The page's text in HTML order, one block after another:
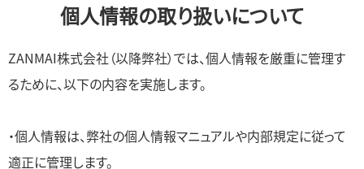
個人情報の取り扱いについて
ZANMAI株式会社（以降弊社）では、個人情報を厳重に管理す
るために、以下の内容を実施します。
・個人情報は、弊社の個人情報マニュアルや内部規定に従って
適正に管理します。